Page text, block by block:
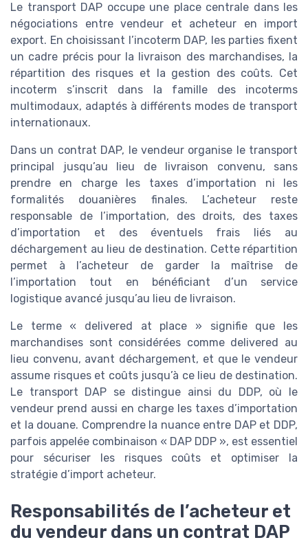
Le transport DAP occupe une place centrale dans les
négociations entre vendeur et acheteur en import
export. En choisissant l’incoterm DAP, les parties fixent
un cadre précis pour la livraison des marchandises, la
répartition des risques et la gestion des coûts. Cet
incoterm s’inscrit dans la famille des incoterms
multimodaux, adaptés à différents modes de transport
internationaux.
Dans un contrat DAP, le vendeur organise le transport
principal jusqu’au lieu de livraison convenu, sans
prendre en charge les taxes d’importation ni les
formalités douanières finales. L’acheteur reste
responsable de l’importation, des droits, des taxes
d’importation et des éventuels frais liés au
déchargement au lieu de destination. Cette répartition
permet à l’acheteur de garder la maîtrise de
l’importation tout en bénéficiant d’un service
logistique avancé jusqu’au lieu de livraison.
Le terme « delivered at place » signifie que les
marchandises sont considérées comme delivered au
lieu convenu, avant déchargement, et que le vendeur
assume risques et coûts jusqu’à ce lieu de destination.
Le transport DAP se distingue ainsi du DDP, où le
vendeur prend aussi en charge les taxes d’importation
et la douane. Comprendre la nuance entre DAP et DDP,
parfois appelée combinaison « DAP DDP », est essentiel
pour sécuriser les risques coûts et optimiser la
stratégie d’import acheteur.
Responsabilités de l’acheteur et
du vendeur dans un contrat DAP